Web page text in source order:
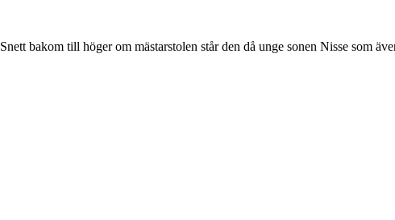
bakom till höger om mästarstolen står den då unge sonen Nisse som